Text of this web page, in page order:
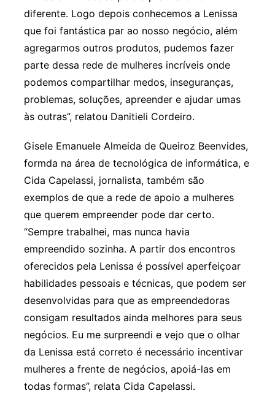
diferente. Logo depois conhecemos a Lenissa
que foi fantástica par ao nosso negócio, além
agregarmos outros produtos, pudemos fazer
parte dessa rede de mulheres incríveis onde
podemos compartilhar medos, inseguranças,
problemas, soluções, apreender e ajudar umas
às outras”, relatou Danitieli Cordeiro.
Gisele Emanuele Almeida de Queiroz Beenvides,
formda na área de tecnológica de informática, e
Cida Capelassi, jornalista, também são
exemplos de que a rede de apoio a mulheres
que querem empreender pode dar certo.
“Sempre trabalhei, mas nunca havia
empreendido sozinha. A partir dos encontros
oferecidos pela Lenissa é possível aperfeiçoar
habilidades pessoais e técnicas, que podem ser
desenvolvidas para que as empreendedoras
consigam resultados ainda melhores para seus
negócios. Eu me surpreendi e vejo que o olhar
da Lenissa está correto é necessário incentivar
mulheres a frente de negócios, apoiá-las em
todas formas”, relata Cida Capelassi.